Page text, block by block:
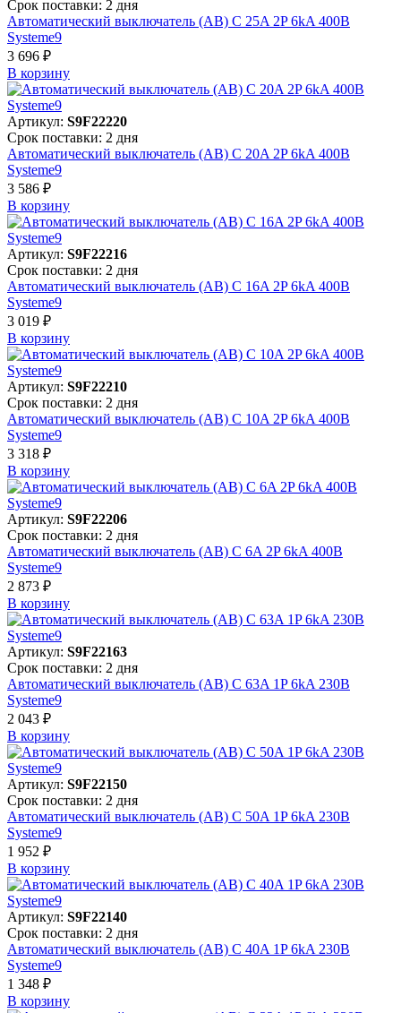
Срок поставки: 2 дня
Автоматический выключатель (АВ) C 25A 2P 6kA 400В
Systeme9
3 696 ₽
В корзинy
Артикул: S9F22220
Срок поставки: 2 дня
Автоматический выключатель (АВ) C 20A 2P 6kA 400В
Systeme9
3 586 ₽
В корзинy
Артикул: S9F22216
Срок поставки: 2 дня
Автоматический выключатель (АВ) C 16A 2P 6kA 400В
Systeme9
3 019 ₽
В корзинy
Артикул: S9F22210
Срок поставки: 2 дня
Автоматический выключатель (АВ) C 10A 2P 6kA 400В
Systeme9
3 318 ₽
В корзинy
Артикул: S9F22206
Срок поставки: 2 дня
Автоматический выключатель (АВ) C 6A 2P 6kA 400В
Systeme9
2 873 ₽
В корзинy
Артикул: S9F22163
Срок поставки: 2 дня
Автоматический выключатель (АВ) C 63A 1P 6kA 230В
Systeme9
2 043 ₽
В корзинy
Артикул: S9F22150
Срок поставки: 2 дня
Автоматический выключатель (АВ) C 50A 1P 6kA 230В
Systeme9
1 952 ₽
В корзинy
Артикул: S9F22140
Срок поставки: 2 дня
Автоматический выключатель (АВ) C 40A 1P 6kA 230В
Systeme9
1 348 ₽
В корзинy